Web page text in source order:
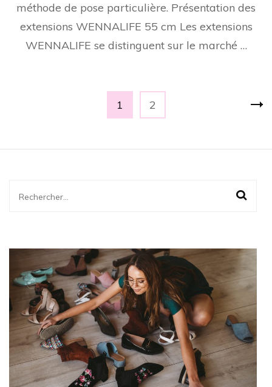
méthode de pose particulière. Présentation des
extensions WENNALIFE 55 cm Les extensions
WENNALIFE se distinguent sur le marché …
Page
1 Page
2
Rechercher :